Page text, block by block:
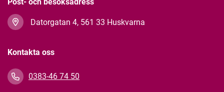
Datorgatan 4, 561 33 Huskvarna
Kontakta oss
0383-46 74 50